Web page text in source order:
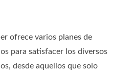
ofrece varios planes de
para satisfacer los diversos
desde aquellos que solo